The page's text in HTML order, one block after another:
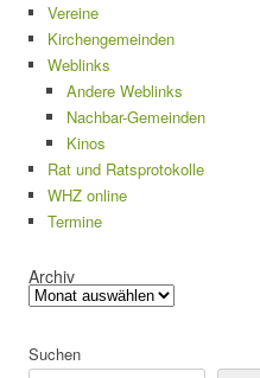
Vereine
Kirchengemeinden
Weblinks
Andere Weblinks
Nachbar-Gemeinden
Kinos
Rat und Ratsprotokolle
WHZ online
Termine
Archiv
Suchen